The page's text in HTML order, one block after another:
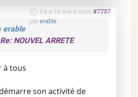
il y a 14 ans 6 mois #7737
par erable
erable
Re: NOUVEL ARRETE
à tous
son activité de